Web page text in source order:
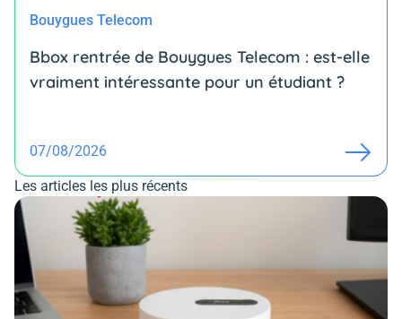
Bouygues Telecom
Bbox rentrée de Bouygues Telecom : est-elle
vraiment intéressante pour un étudiant ?
07/08/2026
Les articles les plus récents